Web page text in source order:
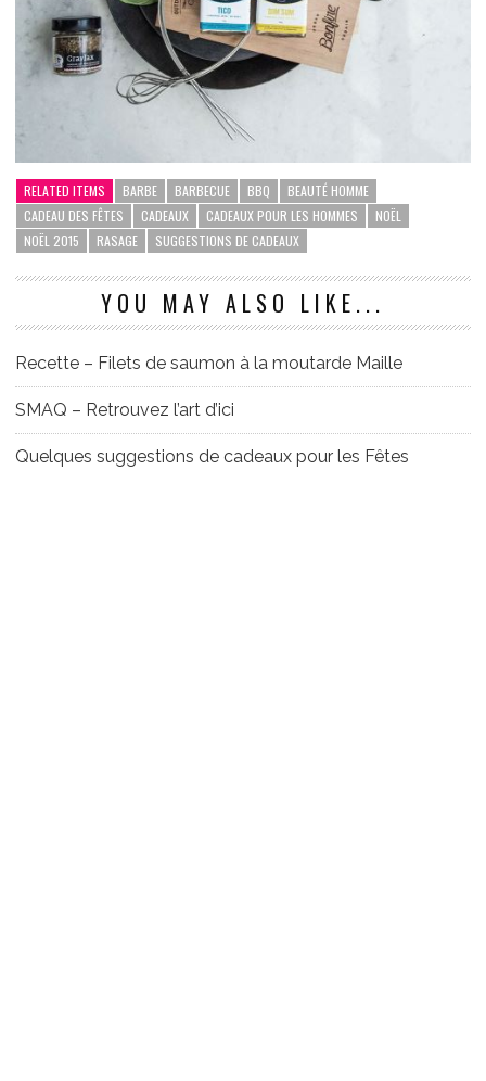
RELATED ITEMS BARBE BARBECUE BBQ
BEAUTÉ HOMME
CADEAU DES FÊTES
CADEAUX CADEAUX POUR LES HOMMES
NOËL
NOËL 2015
RASAGE SUGGESTIONS DE CADEAUX
YOU MAY ALSO LIKE...
Recette – Filets de saumon à la moutarde Maille
SMAQ – Retrouvez l’art d’ici
Quelques suggestions de cadeaux pour les Fêtes